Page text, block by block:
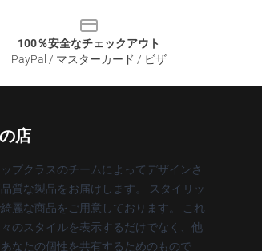
100％安全なチェックアウト
PayPal / マスターカード / ビザ
店
プクラスのチームによってデザインさ
質な製品をお届けします。 スタイリッ
麗な商品をご用意しております。 これ
のスタイルを表示するだけでなく、他
なたの個性を共有するためのもので